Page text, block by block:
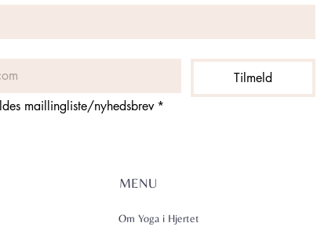
Tilmeld
maillingliste/nyhedsbrev *
MENU
Om Yoga i Hjertet